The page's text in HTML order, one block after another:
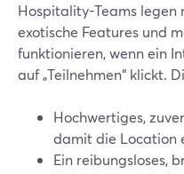
Hospitality-Teams legen
exotische Features und
funktionieren, wenn ein
auf „Teilnehmen“ klickt.
Hochwertiges,
damit die Location
Ein reibungsloses,